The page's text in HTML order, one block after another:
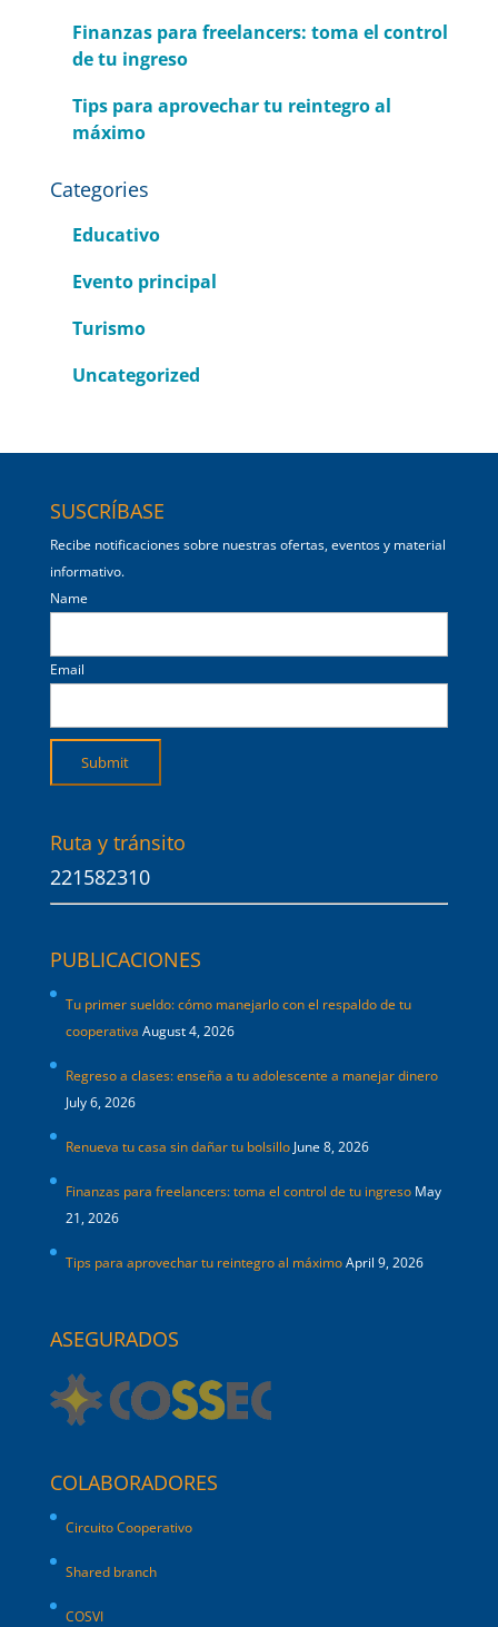
Finanzas para freelancers: toma el control
de tu ingreso
Tips para aprovechar tu reintegro al
máximo
Categories
Educativo
Evento principal
Turismo
Uncategorized
SUSCRÍBASE
Recibe notificaciones sobre nuestras ofertas, eventos y material
informativo.
Name
Email
Ruta y tránsito
221582310
PUBLICACIONES
Tu primer sueldo: cómo manejarlo con el respaldo de tu
cooperativa August 4, 2026
Regreso a clases: enseña a tu adolescente a manejar dinero
July 6, 2026
Renueva tu casa sin dañar tu bolsillo June 8, 2026
Finanzas para freelancers: toma el control de tu ingreso May
21, 2026
Tips para aprovechar tu reintegro al máximoApril 9, 2026
ASEGURADOS
COLABORADORES
Circuito Cooperativo
Shared branch
COSVI